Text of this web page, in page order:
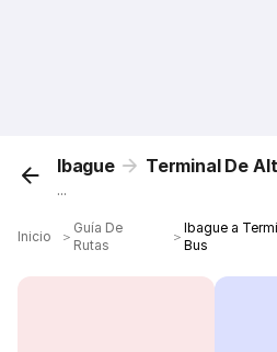
Ibague Terminal De
...
Inicio ＞
Guía De
Rutas
＞
Ibague a
Bus